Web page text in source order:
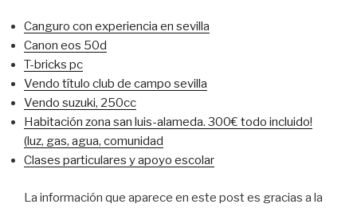
Canguro con experiencia en sevilla
Canon eos 50d
T-bricks pc
Vendo título club de campo sevilla
Vendo suzuki, 250cc
Habitación zona san luis-alameda. 300€ todo incluido!
(luz, gas, agua, comunidad
Clases particulares y apoyo escolar
La información que aparece en este post es gracias a la